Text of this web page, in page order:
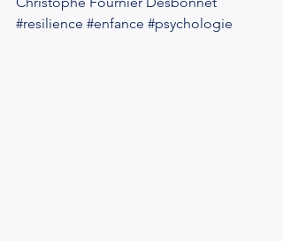
#resilience #enfance #psychologie